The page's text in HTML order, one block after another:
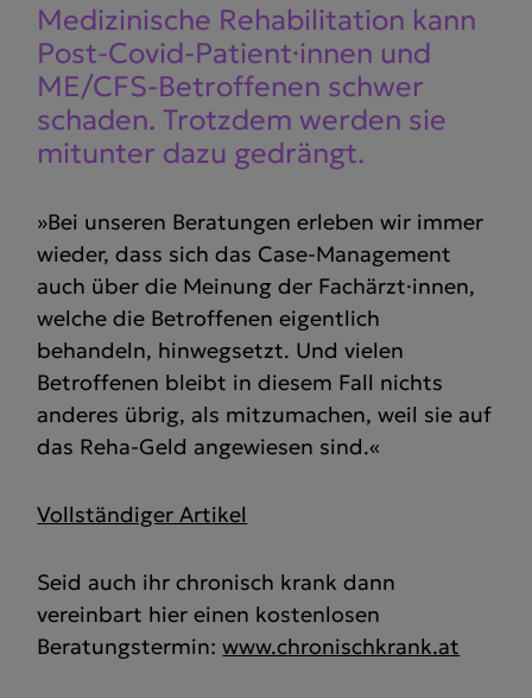
Medizi­nische Rehabi­li­tation kann
Post-Covid-Patient·innen und
ME/​CFS-Betrof­fenen schwer
schaden. Trotzdem werden sie
mitunter dazu gedrängt.
»Bei unseren Beratungen erleben wir immer
wieder, dass sich das Case-Management
auch über die Meinung der Fachärzt·innen,
welche die Betroffenen eigentlich
behandeln, hinwegsetzt. Und vielen
Betroffenen bleibt in diesem Fall nichts
anderes übrig, als mitzumachen, weil sie auf
das Reha-Geld angewiesen sind.«
Vollständiger Artikel
Seid auch ihr chronisch krank dann
vereinbart hier einen kostenlosen
Beratungstermin:www.chronischkrank.at